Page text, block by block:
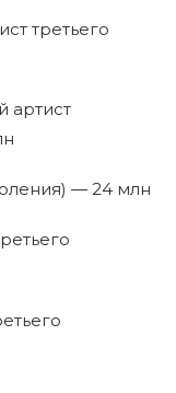
третьего
артист
— 24 млн